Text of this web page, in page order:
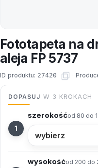
Fototapeta na
aleja FP 5737
ID produktu: 27420 ·
DOPASUJ W 3 KROKACH
szerokośćod 80 do
wysokośćod 200 do